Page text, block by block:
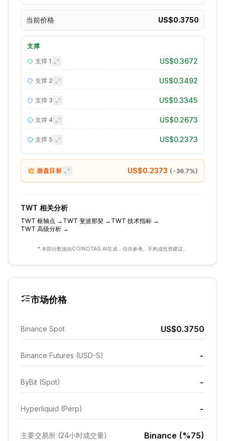
当前价格 US$0.3750
支撑
支撑 1 US$0.3672
支撑 2 US$0.3492
支撑 3 US$0.3345
支撑 4 US$0.2673
支撑 5 US$0.2373
💥 崩盘目标 US$0.2373 ( -36.7%)
TWT 相关分析
TWT 枢轴点 → TWT 斐波那契 → TWT 技术指标 →
TWT 高级分析 →
* 本部分数据由COINOTAG AI生成，仅供参考。不构成投资建议。
市场价格
Binance Spot US$0.3750
Binance Futures (USD-S) -
ByBit (Spot) -
Hyperliquid (Perp) -
主要交易所 (24小时成交量) Binance (%75)